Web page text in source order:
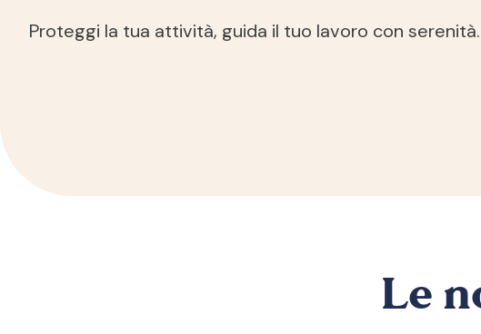
Proteggi la tua attività, guida il tuo lavoro con serenità.
Le